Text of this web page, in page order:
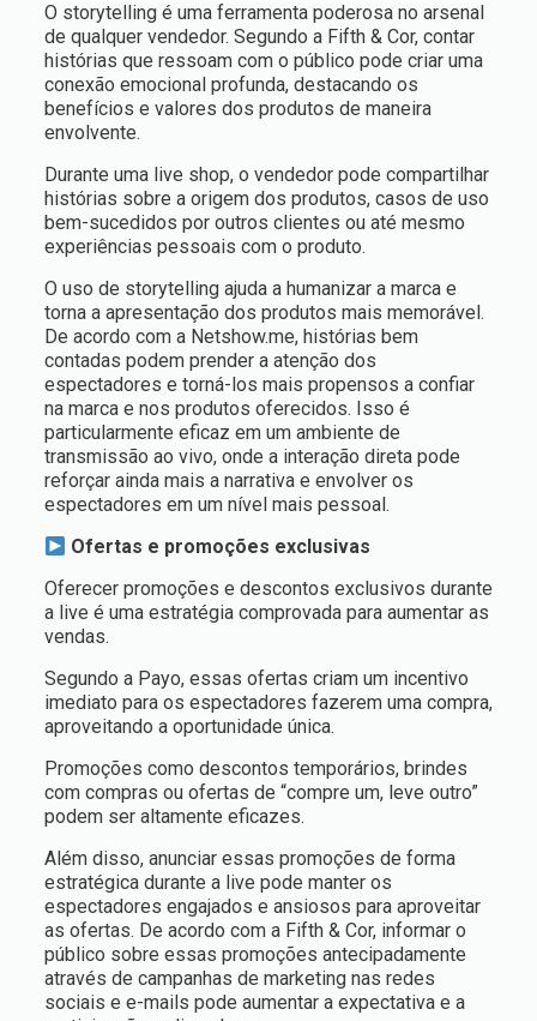
O storytelling é uma ferramenta poderosa no arsenal
de qualquer vendedor. Segundo a Fifth & Cor, contar
histórias que ressoam com o público pode criar uma
conexão emocional profunda, destacando os
benefícios e valores dos produtos de maneira
envolvente.
Durante uma live shop, o vendedor pode compartilhar
histórias sobre a origem dos produtos, casos de uso
bem-sucedidos por outros clientes ou até mesmo
experiências pessoais com o produto.
O uso de storytelling ajuda a humanizar a marca e
torna a apresentação dos produtos mais memorável.
De acordo com a Netshow.me, histórias bem
contadas podem prender a atenção dos
espectadores e torná-los mais propensos a confiar
na marca e nos produtos oferecidos. Isso é
particularmente eficaz em um ambiente de
transmissão ao vivo, onde a interação direta pode
reforçar ainda mais a narrativa e envolver os
espectadores em um nível mais pessoal.
Ofertas e promoções exclusivas
Oferecer promoções e descontos exclusivos durante
a live é uma estratégia comprovada para aumentar as
vendas.
Segundo a Payo, essas ofertas criam um incentivo
imediato para os espectadores fazerem uma compra,
aproveitando a oportunidade única.
Promoções como descontos temporários, brindes
com compras ou ofertas de “compre um, leve outro”
podem ser altamente eficazes.
Além disso, anunciar essas promoções de forma
estratégica durante a live pode manter os
espectadores engajados e ansiosos para aproveitar
as ofertas. De acordo com a Fifth & Cor, informar o
público sobre essas promoções antecipadamente
através de campanhas de marketing nas redes
sociais e e-mails pode aumentar a expectativa e a